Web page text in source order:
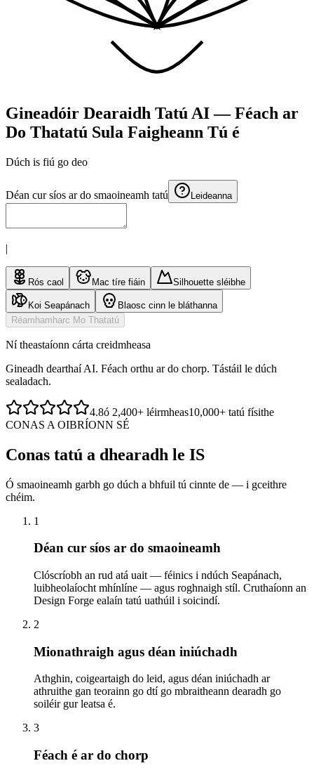
Gineadóir Dearaidh Tatú AI — Féach ar
Do Thatatú Sula Faigheann Tú é
Dúch is fiú go deo
Déan cur síos ar do smaoineamh tatú Leideanna
|
Rós caol Mac tíre fiáin Silhouette sléibhe
Koi Seapánach
Blaosc cinn le bláthanna
Réamhamharc Mo Thatatú
Ní theastaíonn cárta creidmheasa
Gineadh dearthaí AI. Féach orthu ar do chorp. Tástáil le dúch
sealadach.
4.8ó 2,400+ léirmheas10,000+ tatú físithe
CONAS A OIBRÍONN SÉ
Conas tatú a dhearadh le IS
Ó smaoineamh garbh go dúch a bhfuil tú cinnte de — i gceithre
chéim.
1
Déan cur síos ar do smaoineamh
Clóscríobh an rud atá uait — féinics i ndúch Seapánach,
luibheolaíocht mhínlíne — agus roghnaigh stíl. Cruthaíonn an
Design Forge ealaín tatú uathúil i soicindí.
2
Mionathraigh agus déan iniúchadh
Athghin, coigeartaigh do leid, agus déan iniúchadh ar
athruithe gan teorainn go dtí go mbraitheann dearadh go
soiléir gur leatsa é.
3
Féach é ar do chorp